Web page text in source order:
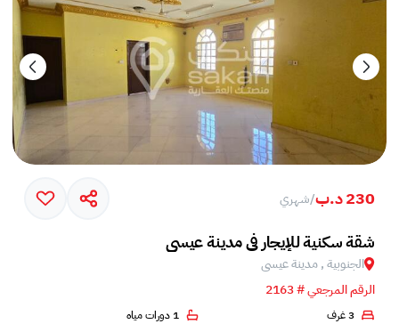
230 د.ب /شهري
شقة سكنية للإيجار في مدينة عيسى
الجنوبية , مدينة عيسى
الرقم المرجعي # 2163
3 غرف 1 دورات مياه